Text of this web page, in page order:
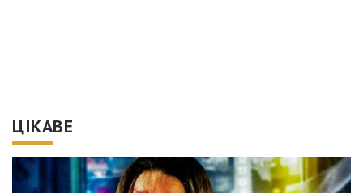
ЦІКАВЕ